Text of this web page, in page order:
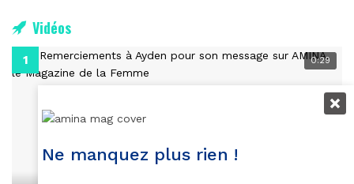
Vidéos
0:29
Ne manquez plus rien !